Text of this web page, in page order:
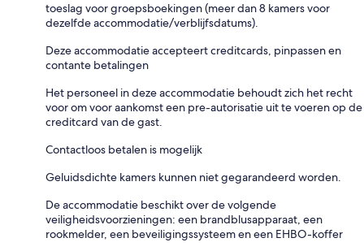
toeslag voor groepsboekingen (meer dan 8 kamers voor
dezelfde accommodatie/verblijfsdatums).
Deze accommodatie accepteert creditcards, pinpassen en
contante betalingen
Het personeel in deze accommodatie behoudt zich het recht
voor om voor aankomst een pre-autorisatie uit te voeren op de
creditcard van de gast.
Contactloos betalen is mogelijk
Geluidsdichte kamers kunnen niet gegarandeerd worden.
De accommodatie beschikt over de volgende
veiligheidsvoorzieningen: een brandblusapparaat, een
rookmelder, een beveiligingssysteem en een EHBO-koffer